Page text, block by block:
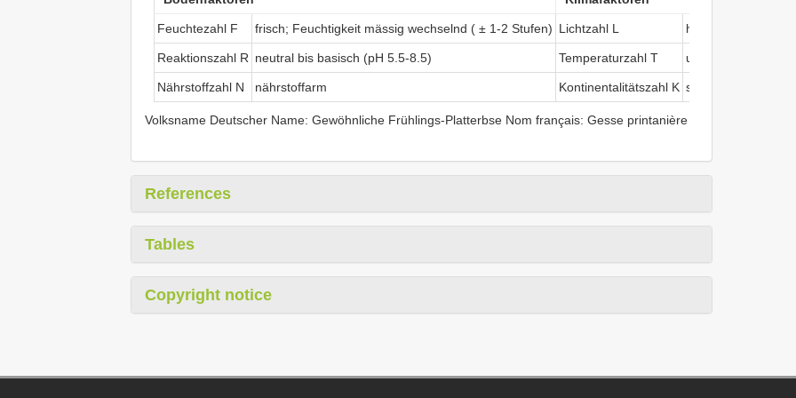
Feuchtezahl F frisch; Feuchtigkeit mässig wechselnd ( ± 1-2 Stufen) Lichtzahl L halbschattig
Reaktionszahl R neutral bis basisch (pH 5.5-8.5) Temperaturzahl T unter-montan und
Nährstoffzahl N nährstoffarm Kontinentalitätszahl K subkontinental
Volksname Deutscher Name: Gewöhnliche Frühlings-Platterbse Nom français: Gesse printanière
References
Tables
Copyright notice